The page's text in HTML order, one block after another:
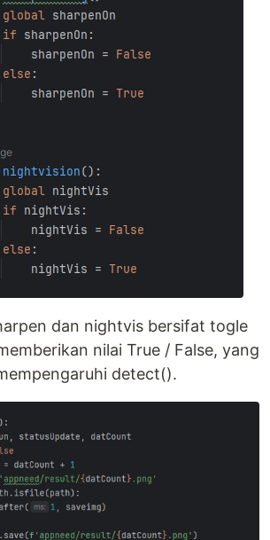
dan nightvis bersifat togle
nilai True / False, yang
detect().